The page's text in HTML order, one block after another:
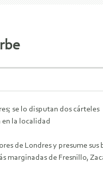
se lo disputan dos cárteles
en la localidad
de Londres y presume
marginadas de Fresnillo,